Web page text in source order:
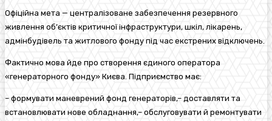
Офіційна мета — централізоване забезпечення резервного
живлення об’єктів критичної інфраструктури, шкіл, лікарень,
адмінбудівель та житлового фонду під час екстрених відключень.
Фактично мова йде про створення єдиного оператора
«генераторного фонду» Києва. Підприємство має:
– формувати маневрений фонд генераторів,– доставляти та
встановлювати нове обладнання,– обслуговувати й ремонтувати